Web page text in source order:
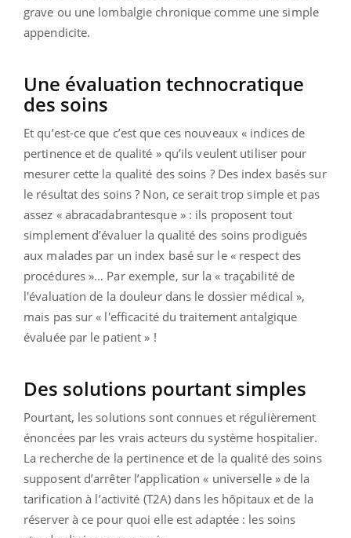
grave ou une lombalgie chronique comme une simple
appendicite.
Une évaluation technocratique
des soins
Et qu’est-ce que c’est que ces nouveaux « indices de
pertinence et de qualité » qu’ils veulent utiliser pour
mesurer cette la qualité des soins ? Des index basés sur
le résultat des soins ? Non, ce serait trop simple et pas
assez « abracadabrantesque » : ils proposent tout
simplement d’évaluer la qualité des soins prodigués
aux malades par un index basé sur le « respect des
procédures »… Par exemple, sur la « traçabilité de
l'évaluation de la douleur dans le dossier médical »,
mais pas sur « l'efficacité du traitement antalgique
évaluée par le patient » !
Des solutions pourtant simples
Pourtant, les solutions sont connues et régulièrement
énoncées par les vrais acteurs du système hospitalier.
La recherche de la pertinence et de la qualité des soins
supposent d’arrêter l’application « universelle » de la
tarification à l’activité (T2A) dans les hôpitaux et de la
réserver à ce pour quoi elle est adaptée : les soins